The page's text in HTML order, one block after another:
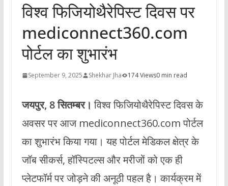
विश्व फिजियोथैरेपिस्ट दिवस पर
mediconnect360.com
पोर्टल का शुभारंभ
September 9, 2025 Shekhar Jha 174 Views0 min read
जयपुर, 8 सितम्बर। विश्व फिजियोथैरेपिस्ट दिवस के
अवसर पर आज mediconnect360.com पोर्टल
का शुभारंभ किया गया। यह पोर्टल मेडिकल क्षेत्र के
जॉब सीकर्स, हॉस्पिटल्स और मरीजों को एक ही
प्लेटफॉर्म पर जोड़ने की अनूठी पहल है। कार्यक्रम में